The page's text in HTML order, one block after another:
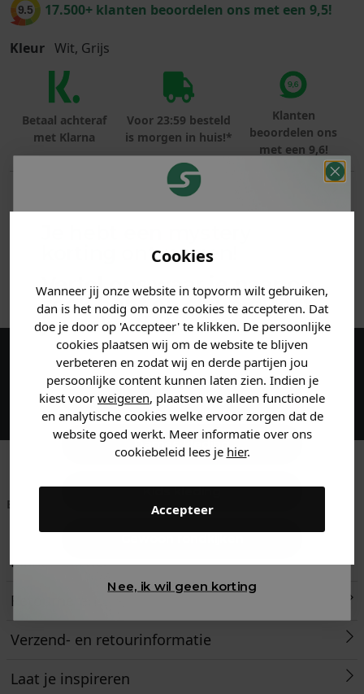
Cookies
Wanneer jij onze website in topvorm wilt gebruiken,
dan is het nodig om onze cookies te accepteren. Dat
doe je door op 'Accepteer' te klikken. De persoonlijke
cookies plaatsen wij om de website te blijven
verbeteren en zodat wij en derde partijen jou
persoonlijke content kunnen laten zien. Indien je
kiest voor weigeren, plaatsen we alleen functionele
en analytische cookies welke ervoor zorgen dat de
website goed werkt. Meer informatie over ons
cookiebeleid lees je hier.
Accepteer
9.5 17.500+ klanten beoordelen ons met een 9,5!
Kleur Wit, Grijs
Betaal achteraf
met Klarna
Voor 23:59 besteld
is morgen in huis!*
Klanten
beoordelen ons
met een 9,6!
PRODUCTINFORMATIE
Maak een account aan en ontvang 5%
korting op je eerste bestelling!
Betaal achteraf met
Voor 23:59 besteld
is morgen in huis!*
Klantenservice
Retourneren
Verzend- en retourinformatie
Laat je inspireren
korting ontvangen!
Vertel ons waar je naar op
zoek bent en claim direct
jouwkorting.
Heren kleding
Dames kleding
Kids kleding
Nee, ik wil geen korting